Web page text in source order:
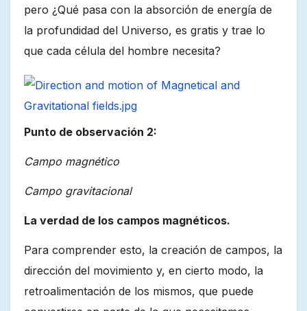
pero ¿Qué pasa con la absorción de energía de
la profundidad del Universo, es gratis y trae lo
que cada célula del hombre necesita?
Punto de observación 2:
Campo magnético
Campo gravitacional
La verdad de los campos magnéticos.
Para comprender esto, la creación de campos, la
dirección del movimiento y, en cierto modo, la
retroalimentación de los mismos, que puede